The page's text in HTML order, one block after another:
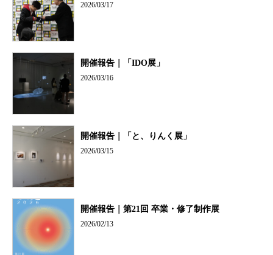
2026/03/17
開催報告｜「IDO展」
2026/03/16
開催報告｜「と、りんく展」
2026/03/15
開催報告｜第21回 卒業・修了制作展
2026/02/13